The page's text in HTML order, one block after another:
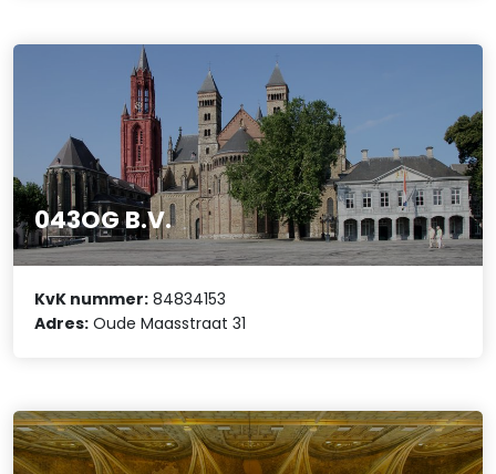
043OG B.V.
KvK nummer: 84834153
Adres: Oude Maasstraat 31